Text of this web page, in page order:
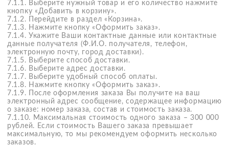
в каждом конкретном случае и зависит от объема,
характера и иных существенных условий заказа.
7.6.5. Использование сервиса "Долями" является
бесплатным для Клиента.
7.6.6. Одновременно у Клиента может быть только 2
активных заказа в сервисе "Долями".
7.6.7. Правообладателем сервиса "Долями" является
АО "Тинькофф Банк", право использования которого
принадлежит ООО «ТКС», ОГРН 1 067 760 370 050, ИНН 7
704 626 485, адрес: 127 287 г. Москва, ул. Хуторская 2-я,
дом 38А, строение 25, этаж 3, помещение 11.
7.6.8. Услуги сервиса оказываются на основании договора
поручения по приобретению и оплате товаров, работ
и услуг, заключаемом Клиентом с ООО «ТКС».
При подтверждении Клиенту возможности оплаты заказа
через сервис "Долями" ООО «ТКС» производит оплату
заказа Клиента Продавцу (ООО «РИДА Косметикс»)
в полном размере.
Клиент возвращает стоимость заказа в адрес ООО «ТКС»
четырьмя платежами по 25% от стоимости заказа каждый.
Первый платеж списывается с банковской карты Клиента,
указанной в личном кабинете в сервисе "Долями", в день
совершения покупки. Оплата остальных долей происходит
в установленные в Личном кабинете в сервисе "Долями"
максимальные даты их оплаты.